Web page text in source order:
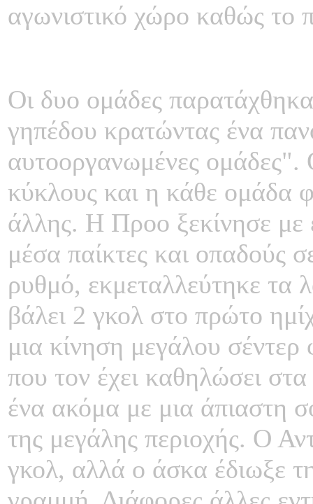
αγωνιστικό χώρο καθώς το
Οι δυο ομάδες
γηπέδου κρατώντας ένα
αυτοοργανωμένες ομάδες".
κύκλους και η κάθε ομάδα
άλλης. Η Προο ξεκίνησε με
μέσα παίκτες και οπαδούς
ρυθμό, εκμεταλλεύτηκε τα
βάλει 2 γκολ στο πρώτo
μια κίνηση μεγάλου
που τον έχει καθηλώσει
ένα ακόμα με μια άπιαστη
της μεγάλης περιοχής. Ο
γκολ, αλλά ο άσκα έδιωξε